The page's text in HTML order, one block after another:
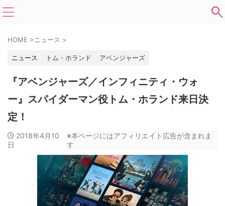
HOME >ニュース >
ニュース トム・ホランド アベンジャーズ
『アベンジャーズ／インフィニティ・ウォ
ー』スパイダーマン役トム・ホランド来日決
定！
2018年4月10
日
※本ページにはアフィリエイト広告が含まれま
す